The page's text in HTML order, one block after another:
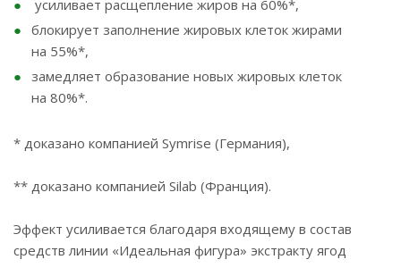
усиливает расщепление жиров на 60%*,
блокирует заполнение жировых клеток жирами
на 55%*,
замедляет образование новых жировых клеток
на 80%*.
* доказано компанией Symrise (Германия),
** доказано компанией Silab (Франция).
Эффект усиливается благодаря входящему в состав
средств линии «Идеальная фигура» экстракту ягод